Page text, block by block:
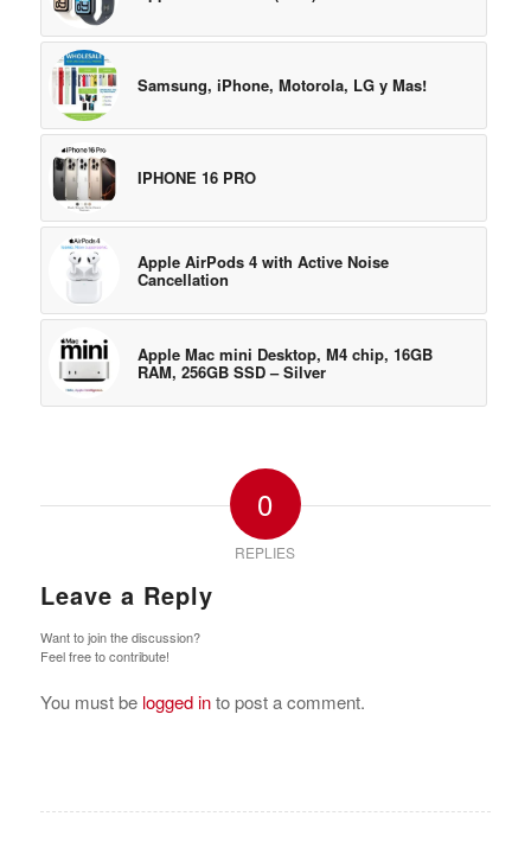
Samsung, iPhone, Motorola, LG y Mas!
IPHONE 16 PRO
Apple AirPods 4 with Active Noise
Cancellation
Apple Mac mini Desktop, M4 chip, 16GB
RAM, 256GB SSD – Silver
0
REPLIES
Leave a Reply
Want to join the discussion?
Feel free to contribute!
You must be logged into post a comment.